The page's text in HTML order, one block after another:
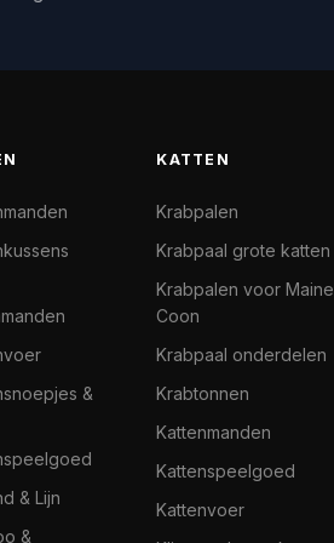
&
& Lijn
&
KATTEN
Krabpalen
Krabpaal grote katten
Krabpalen voor Maine
Coon
Krabpaal onderdelen
Krabtonnen
Kattenmanden
Kattenspeelgoed
Kattenvoer